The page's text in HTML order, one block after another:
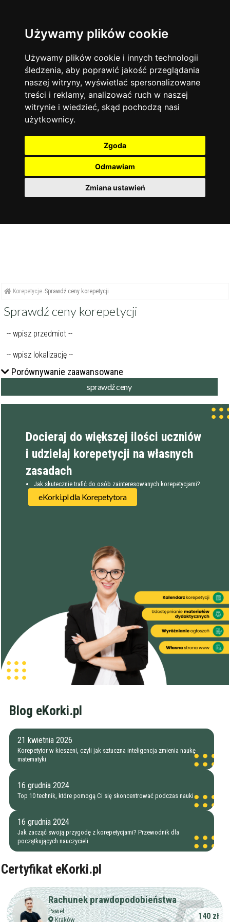
Używamy plików cookie
Używamy plików cookie i innych technologii
śledzenia, aby poprawić jakość przeglądania
naszej witryny, wyświetlać spersonalizowane
treści i reklamy, analizować ruch w naszej
witrynie i wiedzieć, skąd pochodzą nasi
użytkownicy.
Zgoda
Odmawiam
Zmiana ustawień
Język angielski 13744
Matematyka 12928
Chemia 4886
Język niemiecki 4307
Język polski 3426
Fizyka
Język francuski
Warszawa
Korepetycje
Online
14836
Kraków 7753
Wrocław
Łódź 3511
Gdańsk 2075
zakres dni
Wtorek
Środa
Czwartek
Piątek
Sobota
Niedziela
więcej filtrów Filtruj
Korepetycje Sprawdź ceny korepetycji
Sprawdź ceny korepetycji
Porównywanie zaawansowane
Docieraj do większej ilości uczniów
i udzielaj korepetycji na własnych
zasadach
Jak skutecznie trafić do osób zainteresowanych korepetycjami?
eKorki.pl dla Korepetytora
Blog eKorki.pl
21 kwietnia 2026
Korepetytor w kieszeni, czyli jak sztuczna inteligencja zmienia naukę
matematyki
16 grudnia 2024
Top 10 technik, które pomogą Ci się skoncentrować podczas nauki
16 grudnia 2024
Jak zacząć swoją przygodę z korepetycjami? Przewodnik dla
początkujących nauczycieli
Certyfikat eKorki.pl
Rachunek prawdopodobieństwa
Paweł
Kraków
140 zł